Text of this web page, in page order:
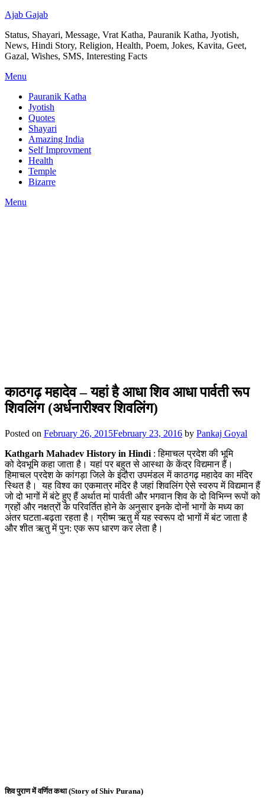
Ajab Gajab
Status, Shayari, Message, Vrat Katha, Pauranik Katha, Jyotish,
News, Hindi Story, Religion, Health, Poem, Jokes, Kavita, Geet,
Gazal, Wishes, SMS, Interesting Facts
Menu
Pauranik Katha
Jyotish
Quotes
Shayari
Amazing India
Self Improvment
Health
Temple
Bizarre
Menu
काठगढ़ महादेव – यहां है आधा शिव आधा पार्वती रूप
शिवलिंग (अर्धनारीश्वर शिवलिंग)
Posted on February 26, 2015February 23, 2016 by Pankaj Goyal
Kathgarh Mahadev History in Hindi : हिमाचल प्रदेश की भूमि
को देवभूमि कहा जाता है। यहां पर बहुत से आस्था के केंद्र विद्यमान हैं।
हिमाचल प्रदेश के कांगड़ा जिले के इंदौरा उपमंडल में काठगढ़ महादेव का मंदिर
स्थित है। यह विश्व का एकमात्र मंदिर है जहां शिवलिंग ऐसे स्वरुप में विद्यमान हैं
जो दो भागों में बंटे हुए हैं अर्थात मां पार्वती और भगवान शिव के दो विभिन्न रूपों को
ग्रहों और नक्षत्रों के परिवर्तित होने के अनुसार इनके दोनों भागों के मध्य का
अंतर घटता-बढ़ता रहता है। ग्रीष्म ऋतु में यह स्वरूप दो भागों में बंट जाता है
और शीत ऋतु में पुन: एक रूप धारण कर लेता है।
शिव पुराण में वर्णित कथा (Story of Shiv Purana)